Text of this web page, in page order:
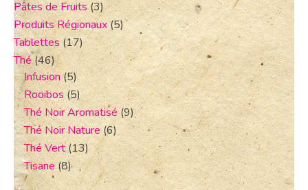
Pâtes de Fruits (3)
Produits Régionaux(5)
Tablettes(17)
Thé (46)
Infusion(5)
Rooibos (5)
Thé Noir Aromatisé (9)
Thé Noir Nature (6)
Thé Vert (13)
Tisane (8)